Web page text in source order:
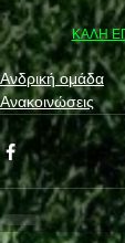
ΚΑΛΗ
Ανδρική ομάδα
Ανακοινώσεις